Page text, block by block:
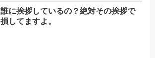
誰に挨拶しているの？絶対その挨拶で
損してますよ。